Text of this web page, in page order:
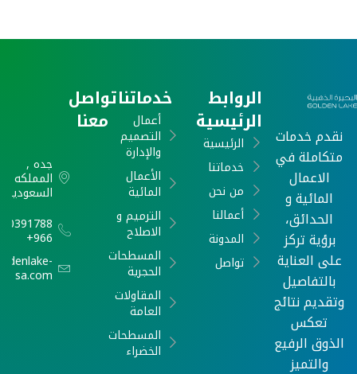
نقدم خدمات
متكاملة في
الاعمال
المائية و
الحدائق،
برؤية تركز
على العناية
بالتفاصيل
وتقديم نتائج
تعكس
الذوق الرفيع
والتميز
الروابط
الرئيسية
الرئيسية
خدماتنا
من نحن
أعمالنا
المدونة
تواصل
خدماتنا
أعمال
التصميم
والإدارة
الأعمال
المائية
الترميم و
الاصلاح
المسطحات
الحجرية
المقاولات
العامة
المسطحات
الخضراء
تواصل
معنا
جده ,
المملكه
السعودية
966+
sa.com